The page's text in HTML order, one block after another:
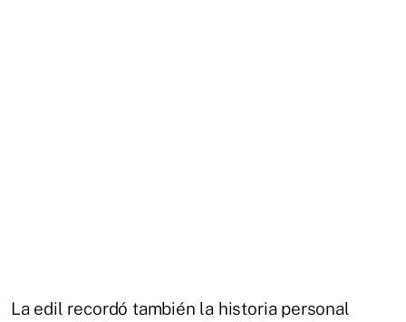
La edil recordó también la historia personal